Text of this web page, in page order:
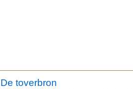
De toverbron